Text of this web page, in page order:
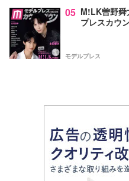
05 M!LK曽野舜
プレスカウ
モデルプレス